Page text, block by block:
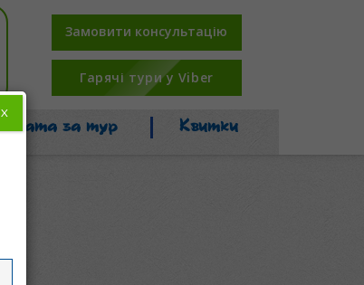
Замовити консультацію
Гарячі тури у Viber
Оплата за тур Квитки
X